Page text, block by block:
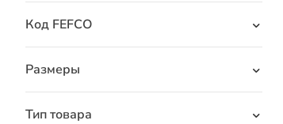
Код FEFCO
Размеры
Тип товара